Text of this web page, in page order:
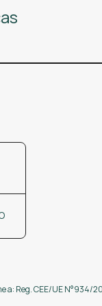
Reg. CEE/UE N°934/